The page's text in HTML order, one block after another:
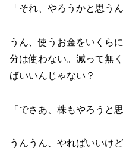
「それ、やろうかと思う
うん、使うお金をいくら
分は使わない。減って無
ばいいんじゃない？
「でさあ、株もやろうと
うんうん、やればいいけ